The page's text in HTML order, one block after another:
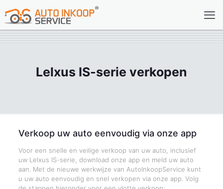
Lelxus IS-serie verkopen
Verkoop uw auto eenvoudig via onze app
Voor een snelle en veilige verkoop van uw auto, inclusief
uw Lelxus IS-serie, download onze app en meld uw auto
aan. Met de nieuwe werkwijze van AutoInkoopService kunt
u uw auto eenvoudig en snel verkopen via onze app. Volg